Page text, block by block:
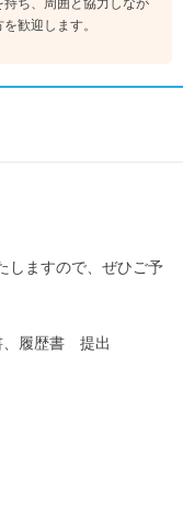
ち、周囲と協力しなが
歓迎します。
しますので、ぜひご予
、履歴書 提出